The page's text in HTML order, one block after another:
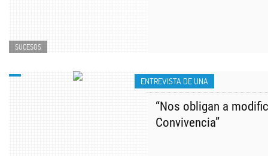
SUCESOS
ENTREVISTA DE UNA
“Nos obligan a
Convivencia”